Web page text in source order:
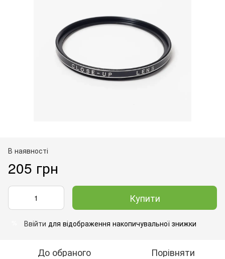
В наявності
205 грн
Купити
Ввійти для відображення накопичувальної знижки
До обраного Порівняти